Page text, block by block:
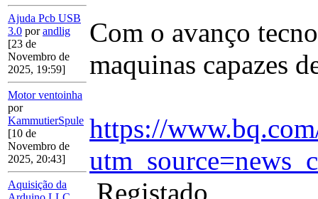
Ajuda Pcb USB
3.0 porandlig
[23 de
Novembro de
2025, 19:59]
Motor ventoinha
por
KammutierSpule
[10 de
Novembro de
2025, 20:43]
Aquisição da
Com o avanço
maquinas capazes
https://
Registado